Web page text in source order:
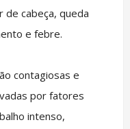
cabeça, queda
e febre.
contagiosas e
por fatores
intenso,